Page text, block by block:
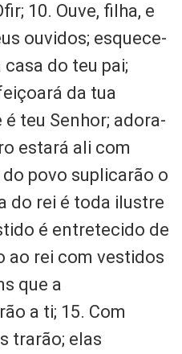
10. Ouve, filha, e
ouvidos; esquece-
do teu pai;
da tua
teu Senhor; adora-
estará ali com
povo suplicarão o
do rei é toda ilustre
é entretecido de
ao rei com vestidos
que a
a ti; 15. Com
trarão; elas